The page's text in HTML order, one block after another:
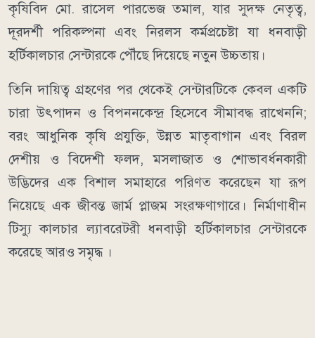
কৃষিবিদ মো. রাসেল পারভেজ তমাল, যার সুদক্ষ নেতৃত্ব,
দূরদর্শী পরিকল্পনা এবং নিরলস কর্মপ্রচেষ্টা যা ধনবাড়ী
হর্টিকালচার সেন্টারকে পৌঁছে দিয়েছে নতুন উচ্চতায়।
তিনি দায়িত্ব গ্রহণের পর থেকেই সেন্টারটিকে কেবল একটি
চারা উৎপাদন ও বিপননকেন্দ্র হিসেবে সীমাবদ্ধ রাখেননি;
বরং আধুনিক কৃষি প্রযুক্তি, উন্নত মাতৃবাগান এবং বিরল
দেশীয় ও বিদেশী ফলদ, মসলাজাত ও শোভাবর্ধনকারী
উদ্ভিদের এক বিশাল সমাহারে পরিণত করেছেন যা রূপ
নিয়েছে এক জীবন্ত জার্ম প্লাজম সংরক্ষণাগারে। নির্মাণাধীন
টিস্যু কালচার ল্যাবরেটরী ধনবাড়ী হর্টিকালচার সেন্টারকে
করেছে আরও সমৃদ্ধ ।